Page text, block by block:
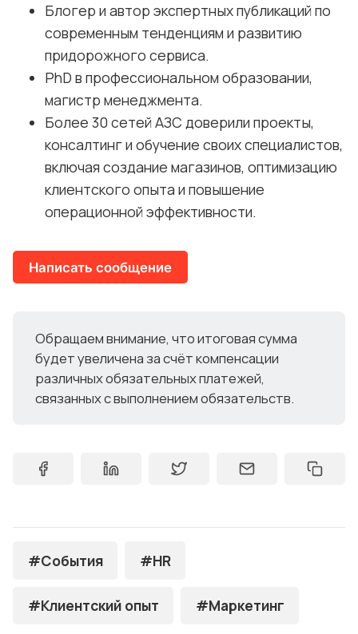
Лучшие практики из мировой и
локальной отраслевой практики: что
сработало и как внедрить на своём
АЗС.
Примеры успешного повышения
качества обслуживания клиентов и
внедрения дополнительных сервисов.
Анализ типичных ошибок: как их
избежать и улучшить ключевые
Реальные кейсы роста продаж и
развития управленческих навыков для
рекомендации для немедленного
применения на практике.
Блогер и автор экспертных публикаций по
современным тенденциям и развитию
придорожного сервиса.
PhD в профессиональном образовании,
магистр менеджмента.
Более 30 сетей АЗС доверили проекты,
консалтинг и обучение своих специалистов,
включая создание магазинов, оптимизацию
клиентского опыта и повышение
операционной эффективности.
Написать сообщение
Обращаем внимание, что итоговая сумма
будет увеличена за счёт компенсации
различных обязательных платежей,
связанных с выполнением обязательств.
#События #HR
#Клиентский опыт #Маркетинг